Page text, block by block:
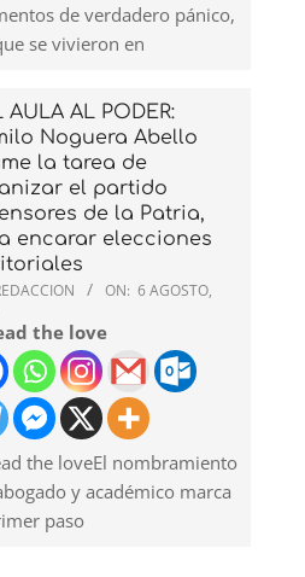
de verdadero pánico,
se vivieron en
AULA AL PODER:
Noguera Abello
la tarea de
el partido
de la Patria,
encarar elecciones
ON: 6 AGOSTO,
the love
the loveEl nombramiento
y académico marca
paso